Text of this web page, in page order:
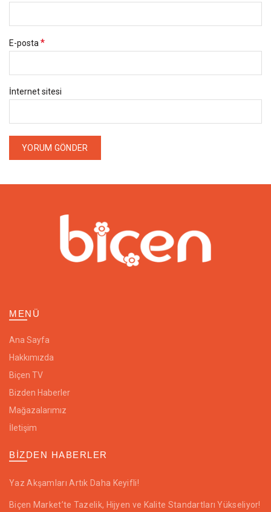
E-posta *
İnternet sitesi
MENÜ
Ana Sayfa
Hakkımızda
Biçen TV
Bizden Haberler
Mağazalarımız
İletişim
BIZDEN HABERLER
Yaz Akşamları Artık Daha Keyifli!
Biçen Market’te Tazelik, Hijyen ve Kalite Standartları Yükseliyor!